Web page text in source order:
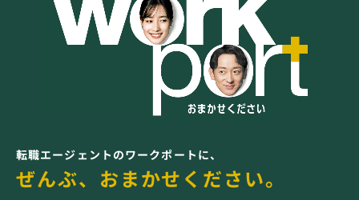
転職エージェントのワークポートに、
ぜんぶ、おまかせください。